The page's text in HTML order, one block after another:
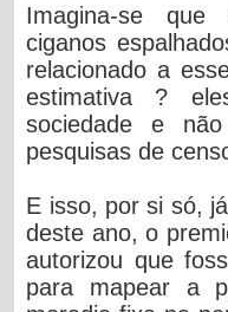
Imagina-se
ciganos
relacionado a
estimativa ?
sociedade e
pesquisas de
E isso, por si só,
deste ano, o
autorizou que
para mapear a